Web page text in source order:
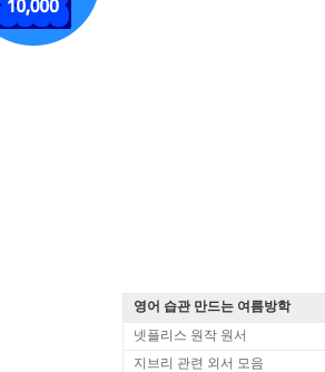
영어 습관 만드는 여름방학
넷플리스 원작 원서
지브리 관련 외서 모음